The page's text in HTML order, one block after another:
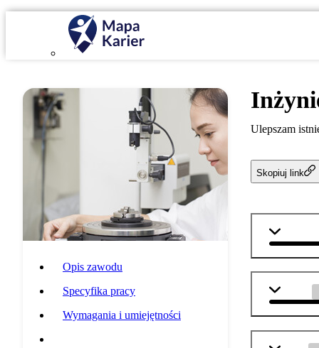
Opis zawodu
Specyfika pracy
Wymagania i umiejętności
Ulepszam
Skopiuj link